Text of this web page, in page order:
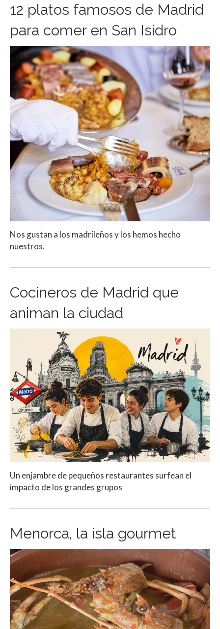
12 platos famosos de Madrid
para comer en San Isidro
Nos gustan a los madrileños y los hemos hecho
nuestros.
Cocineros de Madrid que
animan la ciudad
Un enjambre de pequeños restaurantes surfean el
impacto de los grandes grupos
Menorca, la isla gourmet